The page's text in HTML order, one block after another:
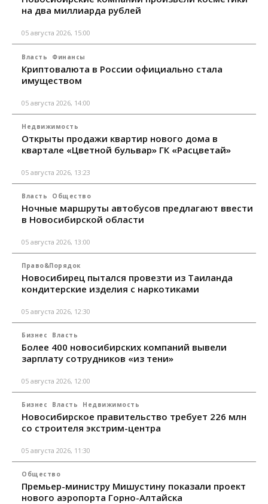
на два миллиарда рублей
05 августа 2026, 15:00
Власть Финансы
Криптовалюта в России официально стала
имуществом
05 августа 2026, 14:00
Недвижимость
Открыты продажи квартир нового дома в
квартале «Цветной бульвар» ГК «Расцветай»
05 августа 2026, 13:23
Власть Общество
Ночные маршруты автобусов предлагают ввести
в Новосибирской области
05 августа 2026, 13:00
Право&Порядок
Новосибирец пытался провезти из Таиланда
кондитерские изделия с наркотиками
05 августа 2026, 12:30
Бизнес Власть
Более 400 новосибирских компаний вывели
зарплату сотрудников «из тени»
05 августа 2026, 12:00
Бизнес Власть Недвижимость
Новосибирское правительство требует 226 млн
со строителя экстрим-центра
05 августа 2026, 11:30
Общество
Премьер-министру Мишустину показали проект
нового аэропорта Горно-Алтайска